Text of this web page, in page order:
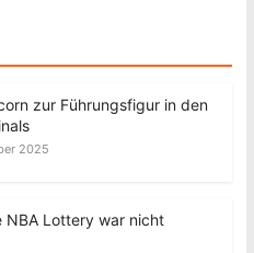
zur Führungsfigur in den
2025
NBA Lottery war nicht